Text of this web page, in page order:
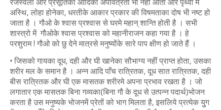
अस्थि, लोहा होनेका, धरतीके आकार प्रकार की विषमताका दोष भी नष्ट हो
जाता है । गौओ के श्वास प्रश्वास से घरमे महान् शान्ति होती है । सभी
शास्त्रो में गौओके श्वास प्रश्वास को महानीराजन कहा गया है । हे
परशुराम ! गौओ को छु देने मात्रसे मनुष्योंके सारे पाप क्षीण हो जाते हैं ।
• जिसको गायका दूध, दही और घी खानेका सौभाग्य नहीं प्राप्त होता, उसका
शरीर मल के समान है । अन्न आदि पाँच रात्रितक, दूध सात रात्रितक, दही
बीस रात्रितक और घी एक मासतक शरीरमे अपना प्रभाव रखता है । जो
लगातार एक मासतक बिना गव्यका(बिना गौ के दूध से उत्पन्न पदार्थ)भोजन
करता है उस मनुष्यके भोजनमें प्रेतों को भाग मिलता है, इसलिये प्रत्येक युुग